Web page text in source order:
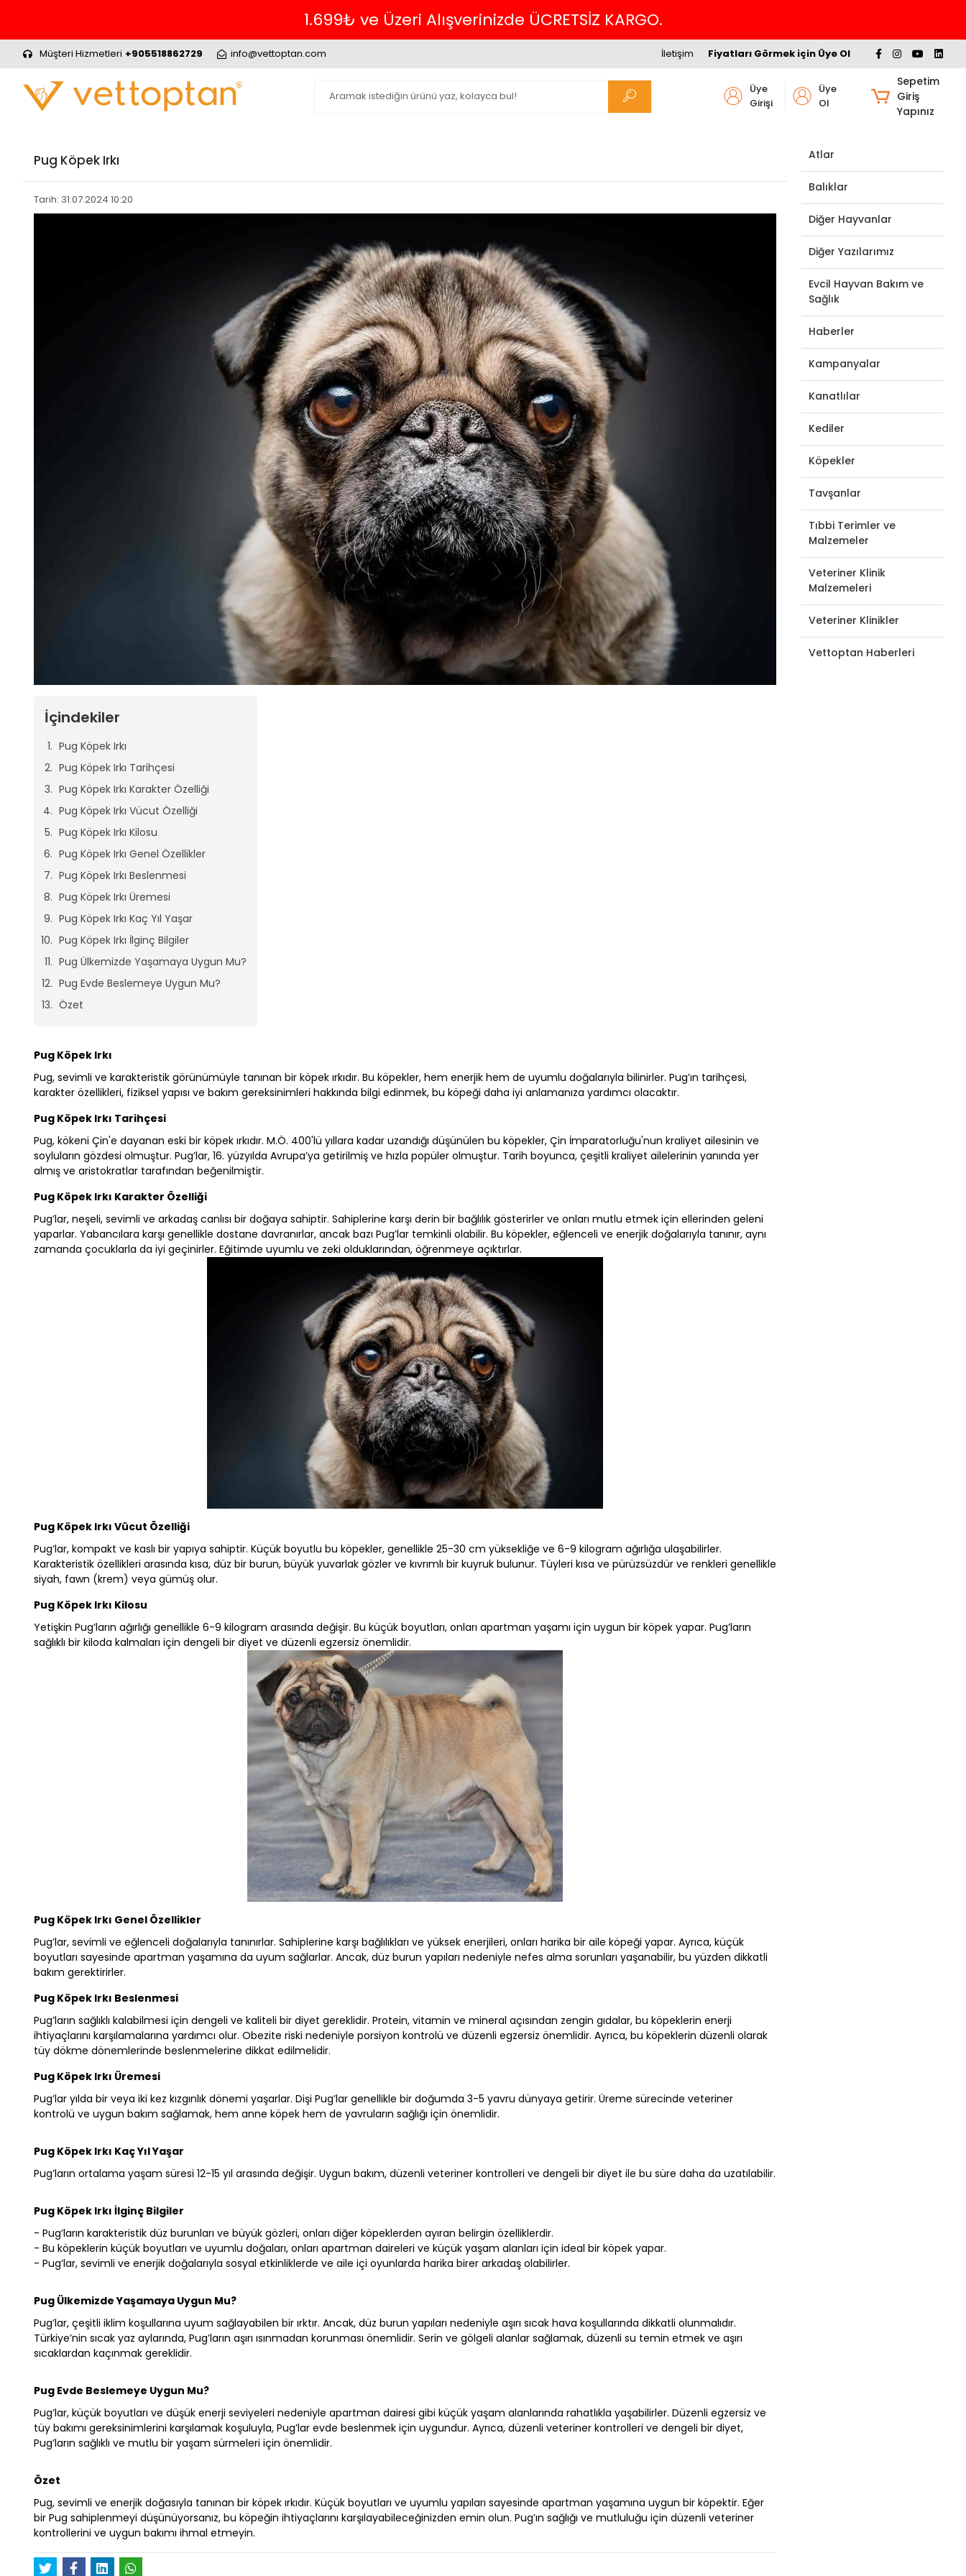
Havalede %4 İNDİRİM
Müşteri Hizmetleri +905518862729 info@vettoptan.com Fiyatları Görmek için Üye Ol
İletişim
Üye
Girişi
Üye
Ol
Sepetim
Giriş
Yapınız
Pug Köpek Irkı
Tarih: 31.07.2024 10:20
İçindekiler
Pug Köpek Irkı
Pug Köpek Irkı Tarihçesi
Pug Köpek Irkı Karakter Özelliği
Pug Köpek Irkı Vücut Özelliği
Pug Köpek Irkı Kilosu
Pug Köpek Irkı Genel Özellikler
Pug Köpek Irkı Beslenmesi
Pug Köpek Irkı Üremesi
Pug Köpek Irkı Kaç Yıl Yaşar
Pug Köpek Irkı İlginç Bilgiler
Pug Ülkemizde Yaşamaya Uygun Mu?
Pug Evde Beslemeye Uygun Mu?
Özet
Pug Köpek Irkı
Pug, sevimli ve karakteristik görünümüyle tanınan bir köpek ırkıdır. Bu köpekler, hem enerjik hem de uyumlu doğalarıyla bilinirler. Pug’ın tarihçesi,
karakter özellikleri, fiziksel yapısı ve bakım gereksinimleri hakkında bilgi edinmek, bu köpeği daha iyi anlamanıza yardımcı olacaktır.
Pug Köpek Irkı Tarihçesi
Pug, kökeni Çin'e dayanan eski bir köpek ırkıdır. M.Ö. 400'lü yıllara kadar uzandığı düşünülen bu köpekler, Çin İmparatorluğu'nun kraliyet ailesinin ve
soyluların gözdesi olmuştur. Pug’lar, 16. yüzyılda Avrupa’ya getirilmiş ve hızla popüler olmuştur. Tarih boyunca, çeşitli kraliyet ailelerinin yanında yer
almış ve aristokratlar tarafından beğenilmiştir.
Pug Köpek Irkı Karakter Özelliği
Pug’lar, neşeli, sevimli ve arkadaş canlısı bir doğaya sahiptir. Sahiplerine karşı derin bir bağlılık gösterirler ve onları mutlu etmek için ellerinden geleni
yaparlar. Yabancılara karşı genellikle dostane davranırlar, ancak bazı Pug’lar temkinli olabilir. Bu köpekler, eğlenceli ve enerjik doğalarıyla tanınır, aynı
zamanda çocuklarla da iyi geçinirler. Eğitimde uyumlu ve zeki olduklarından, öğrenmeye açıktırlar.
Pug Köpek Irkı Vücut Özelliği
Pug’lar, kompakt ve kaslı bir yapıya sahiptir. Küçük boyutlu bu köpekler, genellikle 25-30 cm yüksekliğe ve 6-9 kilogram ağırlığa ulaşabilirler.
Karakteristik özellikleri arasında kısa, düz bir burun, büyük yuvarlak gözler ve kıvrımlı bir kuyruk bulunur. Tüyleri kısa ve pürüzsüzdür ve renkleri genellikle
siyah, fawn (krem) veya gümüş olur.
Pug Köpek Irkı Kilosu
Yetişkin Pug’ların ağırlığı genellikle 6-9 kilogram arasında değişir. Bu küçük boyutları, onları apartman yaşamı için uygun bir köpek yapar. Pug’ların
sağlıklı bir kiloda kalmaları için dengeli bir diyet ve düzenli egzersiz önemlidir.
Pug Köpek Irkı Genel Özellikler
Pug’lar, sevimli ve eğlenceli doğalarıyla tanınırlar. Sahiplerine karşı bağlılıkları ve yüksek enerjileri, onları harika bir aile köpeği yapar. Ayrıca, küçük
boyutları sayesinde apartman yaşamına da uyum sağlarlar. Ancak, düz burun yapıları nedeniyle nefes alma sorunları yaşanabilir, bu yüzden dikkatli
bakım gerektirirler.
Pug Köpek Irkı Beslenmesi
Pug’ların sağlıklı kalabilmesi için dengeli ve kaliteli bir diyet gereklidir. Protein, vitamin ve mineral açısından zengin gıdalar, bu köpeklerin enerji
ihtiyaçlarını karşılamalarına yardımcı olur. Obezite riski nedeniyle porsiyon kontrolü ve düzenli egzersiz önemlidir. Ayrıca, bu köpeklerin düzenli olarak
tüy dökme dönemlerinde beslenmelerine dikkat edilmelidir.
Pug Köpek Irkı Üremesi
Pug’lar yılda bir veya iki kez kızgınlık dönemi yaşarlar. Dişi Pug’lar genellikle bir doğumda 3-5 yavru dünyaya getirir. Üreme sürecinde veteriner
kontrolü ve uygun bakım sağlamak, hem anne köpek hem de yavruların sağlığı için önemlidir.
Pug Köpek Irkı Kaç Yıl Yaşar
Pug’ların ortalama yaşam süresi 12-15 yıl arasında değişir. Uygun bakım, düzenli veteriner kontrolleri ve dengeli bir diyet ile bu süre daha da uzatılabilir.
Pug Köpek Irkı İlginç Bilgiler
- Pug’ların karakteristik düz burunları ve büyük gözleri, onları diğer köpeklerden ayıran belirgin özelliklerdir.
- Bu köpeklerin küçük boyutları ve uyumlu doğaları, onları apartman daireleri ve küçük yaşam alanları için ideal bir köpek yapar.
- Pug’lar, sevimli ve enerjik doğalarıyla sosyal etkinliklerde ve aile içi oyunlarda harika birer arkadaş olabilirler.
Pug Ülkemizde Yaşamaya Uygun Mu?
Pug’lar, çeşitli iklim koşullarına uyum sağlayabilen bir ırktır. Ancak, düz burun yapıları nedeniyle aşırı sıcak hava koşullarında dikkatli olunmalıdır.
Türkiye’nin sıcak yaz aylarında, Pug’ların aşırı ısınmadan korunması önemlidir. Serin ve gölgeli alanlar sağlamak, düzenli su temin etmek ve aşırı
sıcaklardan kaçınmak gereklidir.
Pug Evde Beslemeye Uygun Mu?
Pug’lar, küçük boyutları ve düşük enerji seviyeleri nedeniyle apartman dairesi gibi küçük yaşam alanlarında rahatlıkla yaşabilirler. Düzenli egzersiz ve
tüy bakımı gereksinimlerini karşılamak koşuluyla, Pug’lar evde beslenmek için uygundur. Ayrıca, düzenli veteriner kontrolleri ve dengeli bir diyet,
Pug’ların sağlıklı ve mutlu bir yaşam sürmeleri için önemlidir.
Özet
Pug, sevimli ve enerjik doğasıyla tanınan bir köpek ırkıdır. Küçük boyutları ve uyumlu yapıları sayesinde apartman yaşamına uygun bir köpektir. Eğer
bir Pug sahiplenmeyi düşünüyorsanız, bu köpeğin ihtiyaçlarını karşılayabileceğinizden emin olun. Pug’ın sağlığı ve mutluluğu için düzenli veteriner
kontrollerini ve uygun bakımı ihmal etmeyin.
Atlar
Balıklar
Diğer Hayvanlar
Diğer Yazılarımız
Evcil Hayvan Bakım ve
Sağlık
Haberler
Kampanyalar
Kanatlılar
Kediler
Köpekler
Tavşanlar
Tıbbi Terimler ve
Malzemeler
Veteriner Klinik
Malzemeleri
Veteriner Klinikler
Vettoptan Haberleri